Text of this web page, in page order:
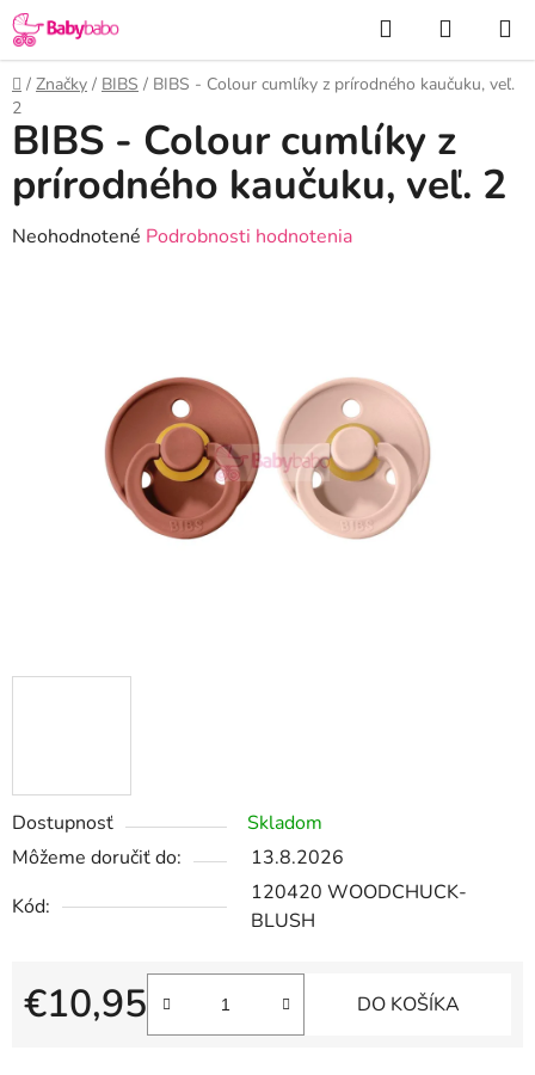
Prejsť
na
obsah
Hľadať
KOŠÍK
Domov
/ Značky / BIBS / BIBS - Colour cumlíky z prírodného kaučuku, veľ.
2
Dostupnosť
Skladom
Môžeme doručiť do:
13.8.2026
Kód:
120420 WOODCHUCK-
BLUSH
€10,95
Jednotková cena:
DO KOŠÍKA
BIBS - Colour cumlíky z
prírodného kaučuku, veľ. 2
Priemerné
hviezdičiek.
Neohodnotené Podrobnosti hodnotenia